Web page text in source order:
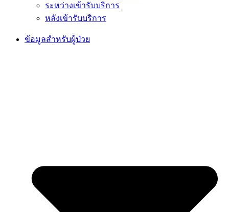
ระหว่างเข้ารับบริการ
หลังเข้ารับบริการ
ข้อมูลสำหรับผู้ป่วย